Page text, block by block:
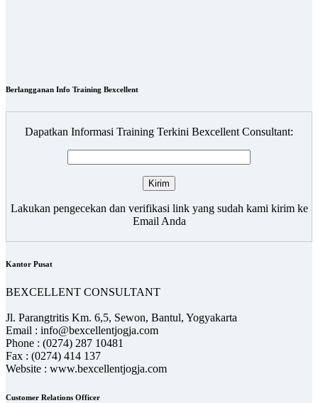
Berlangganan Info Training Bexcellent
Dapatkan Informasi Training Terkini Bexcellent Consultant:
Lakukan pengecekan dan verifikasi link yang sudah kami kirim ke
Email Anda
Kantor Pusat
BEXCELLENT CONSULTANT
Jl. Parangtritis Km. 6,5, Sewon, Bantul, Yogyakarta
Email : info@bexcellentjogja.com
Phone : (0274) 287 10481
Fax : (0274) 414 137
Website : www.bexcellentjogja.com
Customer Relations Officer